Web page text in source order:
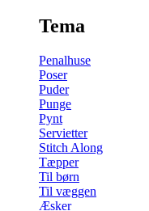
Tema
Penalhuse
Poser
Puder
Punge
Pynt
Servietter
Stitch Along
Tæpper
Til børn
Til væggen
Æsker